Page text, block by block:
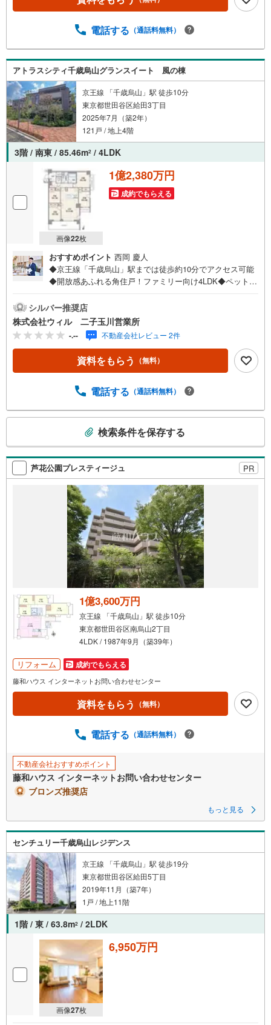
立地です！◆「まいばすけっと 八幡山駅前店」まで徒歩約
19:00】上記時間はお電話が繋がりやすくなっております。
内・現地を見学する（無料）」ボタンよりご希望の日時を
ご記入いただけますとスムーズにご案内が可能です。【ウ
ィル不動産販売はここが強み】（1）住宅ローンに精通して
おり、社内にローン専門部署があります！（2）施工実績多
数のリフォーム部門も社内にあります！（3）定休日なし！
電話する （通話料無料）
アトラスシティ千歳烏山グランスイート 風の棟
京王線 「千歳烏山」駅 徒歩10分
東京都世田谷区給田3丁目
2025年7月（築2年）
121戸 / 地上4階
3階 / 南東 / 85.46m2 / 4LDK
画像22枚
1億2,380万円
成約でもらえる
おすすめポイント 西岡 慶人
◆京王線「千歳烏山」駅までは徒歩約10分でアクセス可能
◆開放感あふれる角住戸！ファミリー向け4LDK◆ペット飼
嬉しい全居室収納付きの間取りで、すっきりとしたお住ま
い◆お料理中も会話の弾むカウンター対面キッチン採用◆
SIC付きですっきりとした玄関スペース◆オートロック、
防犯カメラ導入済み、防犯性が高められています◆不在が
ちな方の心強い味方、宅配ボックス利用可能◆来客を一目
で確認できるテレビモニター付きインターホン◆24時間ゴ
～19:00】上記時間はお電話が繋がりやすくなっておりま
「室内・現地を見学する（無料）」ボタンよりご希望の日
時をご記入いただけますとスムーズにご案内が可能です。
【ウィル不動産販売はここが強み】（1）住宅ローンに精通
しており、社内にローン専門部署があります！（2）施工実
績多数のリフォーム部門も社内にあります！（3）定休日な
し！
シルバー推奨店
株式会社ウィル 二子玉川営業所
-.-- 不動産会社レビュー 2件
資料をもらう （無料）
電話する （通話料無料）
検
索
条
る
件
マ
イ
ペ
ジ
存
す
る
検索条件を保存する
芦花公園プレスティージュ PR
1億3,600万円
京王線 「千歳烏山」駅 徒歩10分
東京都世田谷区南烏山2丁目
4LDK / 1987年9月（築39年）
リフォーム 成約でもらえる
藤和ハウス インターネットお問い合わせセンター
資料をもらう （無料）
電話する （通話料無料）
不動産会社おすすめポイント
藤和ハウス インターネットお問い合わせセンター
ブロンズ推奨店
もっと見る
センチュリー千歳烏山レジデンス
京王線 「千歳烏山」駅 徒歩19分
東京都世田谷区給田5丁目
2019年11月（築7年）
1戸 / 地上11階
1階 / 東 / 63.8m2 / 2LDK
画像27枚
6,950万円